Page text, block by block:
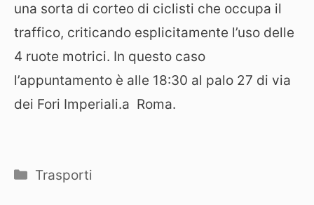
una sorta di corteo di ciclisti che occupa il
traffico, criticando esplicitamente l’uso delle
4 ruote motrici. In questo caso
l’appuntamento è alle 18:30 al palo 27 di via
dei Fori Imperiali.a Roma.
Categorie
Trasporti